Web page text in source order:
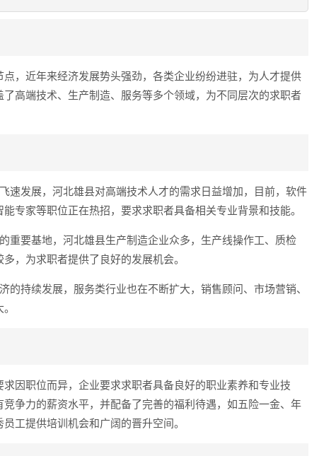
，近年来经济发展势头强劲，各类企业纷纷进驻，为人才提供
高端技术、生产制造、服务等多个领域，为不同层次的求职者
速发展，河北雄县对高端技术人才的需求日益增加，目前，软件
专家等职位正在热招，要求求职者具备相关专业背景和技能。
重要基地，河北雄县生产制造企业众多，生产线操作工、质检
，为求职者提供了良好的发展机会。
的持续发展，服务类行业也在不断扩大，销售顾问、市场营销、
因职位而异，企业要求求职者具备良好的职业素养和专业技
争力的薪资水平，并配备了完善的福利待遇，如五险一金、年
工提供培训机会和广阔的晋升空间。